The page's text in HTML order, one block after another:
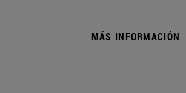
MÁS INFORMACIÓN